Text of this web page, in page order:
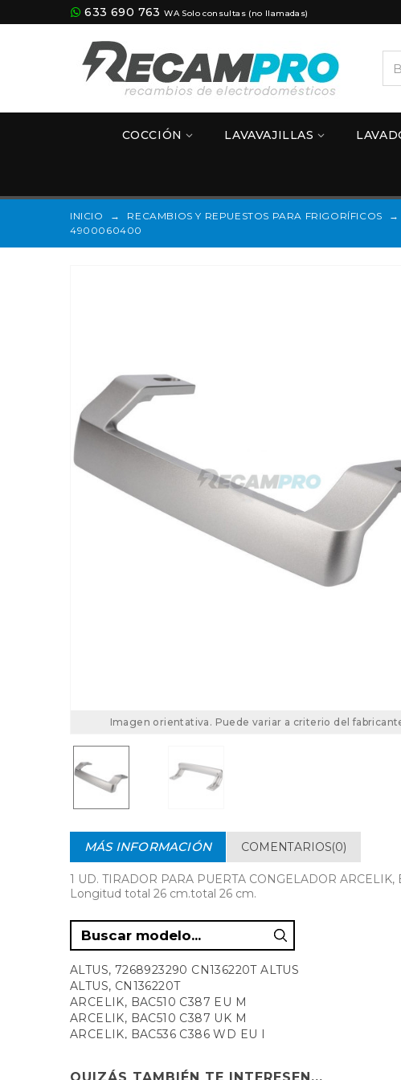
633 690 763 WA Solo consultas (no llamadas)
COCCIÓN LAVAVAJILLAS
INICIO → RECAMBIOS Y REPUESTOS PARA FRIGORÍFICOS →
4900060400
Imagen orientativa. Puede variar a criterio del
MÁS INFORMACIÓN COMENTARIOS(0)
1 UD. TIRADOR PARA PUERTA CONGELADOR
Longitud total 26 cm.total 26 cm.
ALTUS, 7268923290 CN136220T ALTUS
ALTUS, CN136220T
ARCELIK, BAC510 C387 EU M
ARCELIK, BAC510 C387 UK M
ARCELIK, BAC536 C386 WD EU I
BEKO, 7070 MI